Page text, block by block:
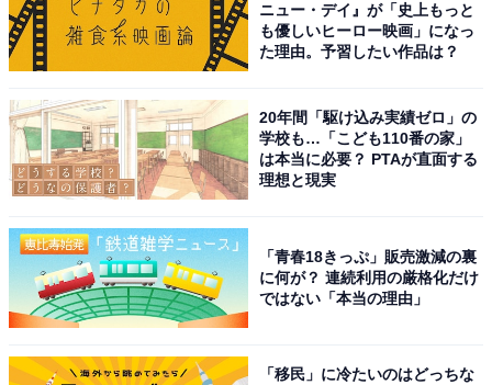
ニュー・デイ』が「史上もっと
も優しいヒーロー映画」になっ
た理由。予習したい作品は？
20年間「駆け込み実績ゼロ」の
学校も…「こども110番の家」
は本当に必要？ PTAが直面する
理想と現実
「青春18きっぷ」販売激減の裏
に何が？ 連続利用の厳格化だけ
ではない「本当の理由」
「移民」に冷たいのはどっちな